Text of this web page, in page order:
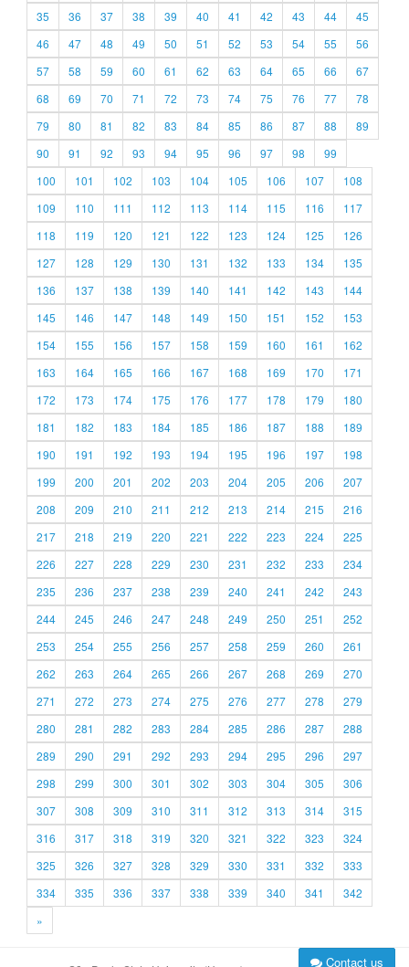
35
36 37 38 39 40 41 42 43 44
45
46
47 48 49 50 51 52 53 54 55
56
57
58 59 60 61 62 63 64 65 66
67
68
69 70 71 72 73 74 75 76 77
78
79
80 81 82 83 84 85 86 87 88
89
90
91 92 93 94 95 96 97 98
99
100
101 102 103 104 105 106 107
108
109
110 111 112 113 114 115 116
117
118
119 120 121 122 123 124 125
126
127
128 129 130 131 132 133 134
135
136
137 138 139 140 141 142 143
144
145
146 147 148 149 150 151 152
153
154
155 156 157 158 159 160 161
162
163
164 165 166 167 168 169 170
171
172
173 174 175 176 177 178 179
180
181
182 183 184 185 186 187 188
189
190
191 192 193 194 195 196 197
198
199
200 201 202 203 204 205 206
207
208
209 210 211 212 213 214 215
216
217
218 219 220 221 222 223 224
225
226
227 228 229 230 231 232 233
234
235
236 237 238 239 240 241 242
243
244
245 246 247 248 249 250 251
252
253
254 255 256 257 258 259 260
261
262
263 264 265 266 267 268 269
270
271
272 273 274 275 276 277 278
279
280
281 282 283 284 285 286 287
288
289
290 291 292 293 294 295 296
297
298
299 300 301 302 303 304 305
306
307
308 309 310 311 312 313 314
315
316
317 318 319 320 321 322 323
324
325
326 327 328 329 330 331 332
333
334
335 336 337 338 339 340 341
342
»
Contact us